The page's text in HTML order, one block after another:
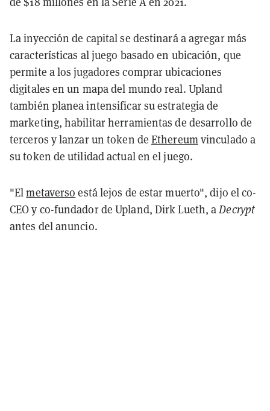
La inyección de capital se destinará a agregar más
características al juego basado en ubicación, que
permite a los jugadores comprar ubicaciones
digitales en un mapa del mundo real. Upland
también planea intensificar su estrategia de
marketing, habilitar herramientas de desarrollo de
terceros y lanzar un token deEthereumvinculado a
su token de utilidad actual en el juego.
"Elmetaverso está lejos de estar muerto", dijo el co-
CEO y co-fundador de Upland, Dirk Lueth, aDecrypt
antes del anuncio.